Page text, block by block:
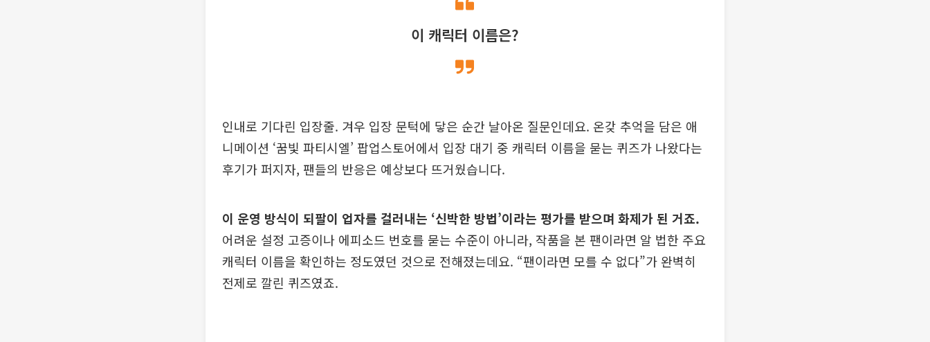
이 캐릭터 이름은?
인내로 기다린 입장줄. 겨우 입장 문턱에 닿은 순간 날아온 질문인데요. 온갖 추억을 담은 애
니메이션 ‘꿈빛 파티시엘’ 팝업스토어에서 입장 대기 중 캐릭터 이름을 묻는 퀴즈가 나왔다는
후기가 퍼지자, 팬들의 반응은 예상보다 뜨거웠습니다.
이 운영 방식이 되팔이 업자를 걸러내는 ‘신박한 방법’이라는 평가를 받으며 화제가 된 거죠.
어려운 설정 고증이나 에피소드 번호를 묻는 수준이 아니라, 작품을 본 팬이라면 알 법한 주요
캐릭터 이름을 확인하는 정도였던 것으로 전해졌는데요. “팬이라면 모를 수 없다”가 완벽히
전제로 깔린 퀴즈였죠.